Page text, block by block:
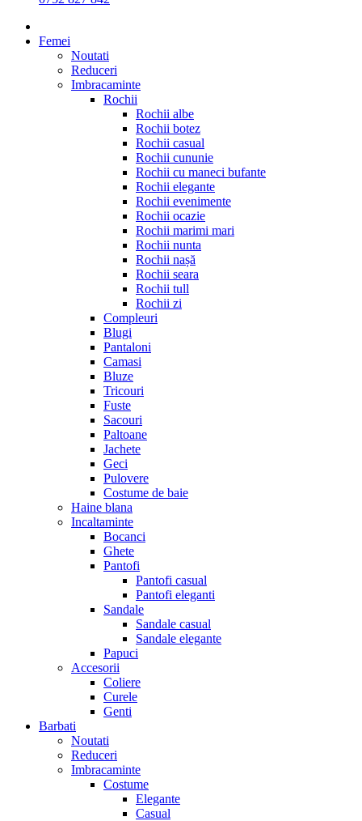
Femei
Noutati
Reduceri
Imbracaminte
Rochii
Rochii albe
Rochii botez
Rochii casual
Rochii cununie
Rochii cu maneci bufante
Rochii elegante
Rochii evenimente
Rochii ocazie
Rochii marimi mari
Rochii nunta
Rochii nașă
Rochii seara
Rochii tull
Rochii zi
Compleuri
Blugi
Pantaloni
Camasi
Bluze
Tricouri
Fuste
Sacouri
Paltoane
Jachete
Geci
Pulovere
Costume de baie
Haine blana
Incaltaminte
Bocanci
Ghete
Pantofi
Pantofi casual
Pantofi eleganti
Sandale
Sandale casual
Sandale elegante
Papuci
Accesorii
Coliere
Curele
Genti
Barbati
Noutati
Reduceri
Imbracaminte
Costume
Elegante
Casual